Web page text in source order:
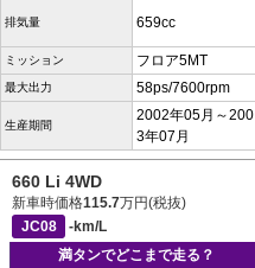
排気量 659cc
ミッション フロア5MT
最大出力 58ps/7600rpm
生産期間
2002年05月～200
3年07月
660 Li 4WD
新車時価格115.7万円(税抜)
JC08
-km/L
満タンでどこまで走る？